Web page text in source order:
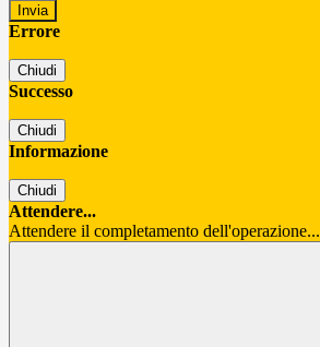
Errore
Chiudi
Successo
Chiudi
Informazione
Chiudi
Attendere...
Attendere il completamento dell'operazione...